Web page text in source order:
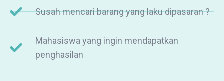
Susah mencari barang yang laku dipasaran ?
Mahasiswa yang ingin mendapatkan
penghasilan